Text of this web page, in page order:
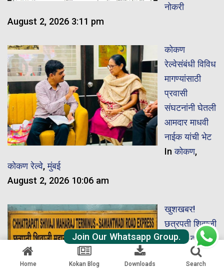
नोकरी
August 2, 2026 3:11 pm
कोकण
रेल्वेसंबंधी विविध
मागण्यांसाठी
प्रवासी
संघटनांनी घेतली
आमदार माधवी
नाईक यांची भेट
Inकोकण,
कोकण रेल्वे,मुंबई
August 2, 2026 10:06 am
खुशखबर!
छत्रपती शिवाजी
महाराज टर्मिनस
ते सावंतवाडी
दरम्यान नवीन
Home Kokan Blog Downloads Search
Join Our Whatsapp Group.